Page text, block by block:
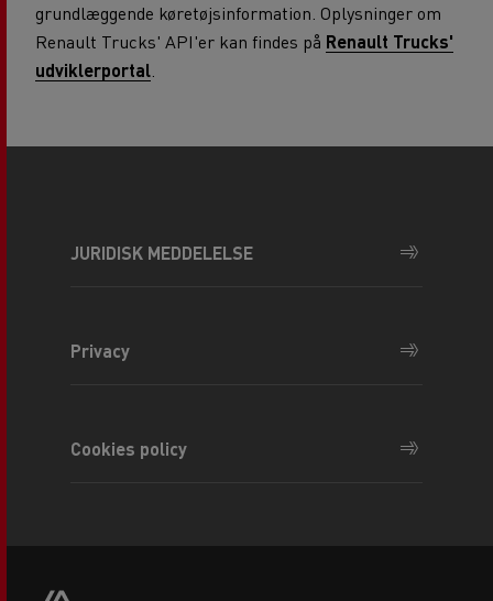
grundlæggende køretøjsinformation. Oplysninger om
Renault Trucks' API'er kan findes på Renault Trucks'
udviklerportal
JURIDISK MEDDELELSE
Privacy
Cookies policy